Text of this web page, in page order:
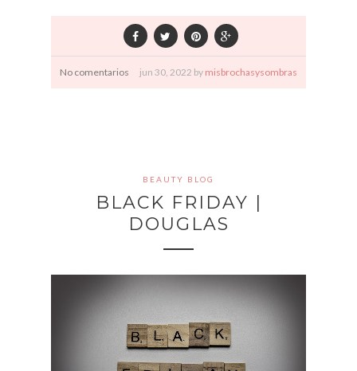
No comentarios jun 30, 2022 by misbrochasysombras
BEAUTY BLOG
BLACK FRIDAY |
DOUGLAS